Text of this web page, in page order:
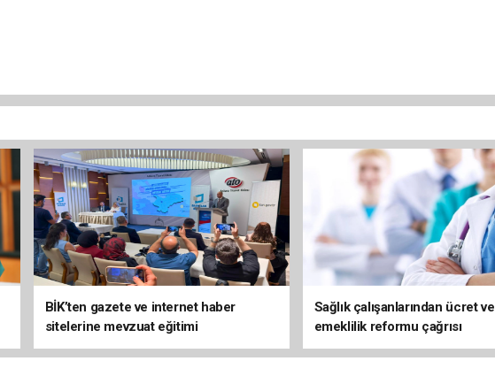
BİK’ten gazete ve internet haber
sitelerine mevzuat eğitimi
Sağlık çalışanlarından ücret ve
emeklilik reformu çağrısı